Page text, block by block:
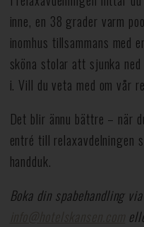
inne, en 38 grader varm
inomhus tillsammans med
sköna stolar att sjunka
i. Vill du veta med om vår
Det blir ännu bättre – när
entré till relaxavdelningen
handduk.
Boka din spabehandling